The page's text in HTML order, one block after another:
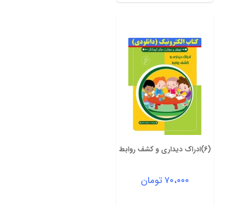
(6)ادراک دیداری و کشف روابط
۷۰،۰۰۰تومان